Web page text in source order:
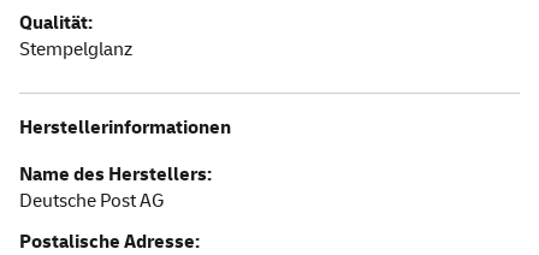
Qualität:
Stempelglanz
Herstellerinformationen
Name des Herstellers:
Deutsche Post AG
Postalische Adresse: